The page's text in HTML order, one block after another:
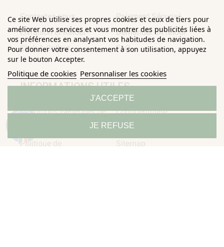
Ce site Web utilise ses propres cookies et ceux de tiers pour
améliorer nos services et vous montrer des publicités liées à
vos préférences en analysant vos habitudes de navigation.
Pour donner votre consentement à son utilisation, appuyez
sur le bouton Accepter.
Politique de cookies Personnaliser les cookies
JE REFUSE
J'ACCEPTE
Contactez-nous
Livraison et Retour
Click & Collect
Paiement Sécurisé
Demander un retour
FAQ
INFORMATIONS UTILES
Conditions Générales de
Confidentialité
Mentions légales